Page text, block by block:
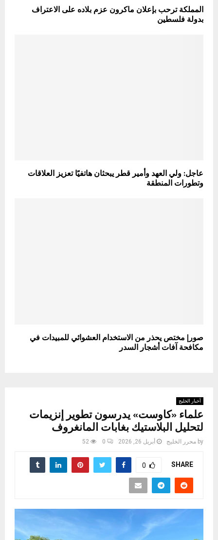
المملكة ترحب بإعلان ماكرون عزم بلاده على الاعتراف
بدولة فلسطين
عاجل: ولي العهد وأمير قطر يبحثان هاتفيًا تعزيز العلاقات
وتطورات المنطقة
صور| مختص يحذر من الاستخدام العشوائي للمبيدات في
مكافحة آفات أشجار السدر
أخبار الخليج
علماء «كاوست» يدرسون تطوير إنزيمات
لتحليل البلاستيك بغابات المانغروف
by محرر الخليج أبريل 26, 2026 0
52
SHARE
0